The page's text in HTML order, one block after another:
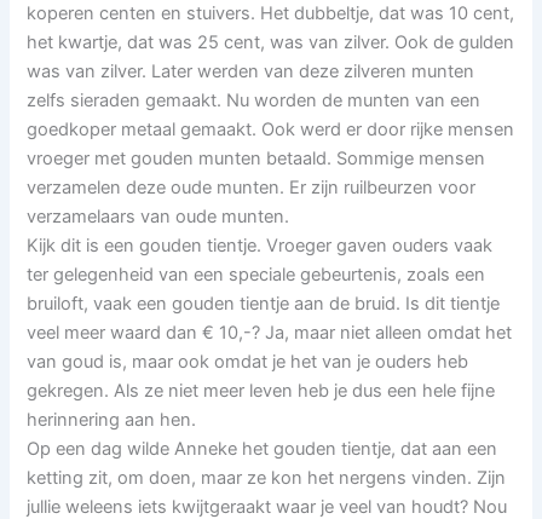
koperen centen en stuivers. Het dubbeltje, dat was 10 cent,
het kwartje, dat was 25 cent, was van zilver. Ook de gulden
was van zilver. Later werden van deze zilveren munten
zelfs sieraden gemaakt. Nu worden de munten van een
goedkoper metaal gemaakt. Ook werd er door rijke mensen
vroeger met gouden munten betaald. Sommige mensen
verzamelen deze oude munten. Er zijn ruilbeurzen voor
verzamelaars van oude munten.
Kijk dit is een gouden tientje. Vroeger gaven ouders vaak
ter gelegenheid van een speciale gebeurtenis, zoals een
bruiloft, vaak een gouden tientje aan de bruid. Is dit tientje
veel meer waard dan € 10,-? Ja, maar niet alleen omdat het
van goud is, maar ook omdat je het van je ouders heb
gekregen. Als ze niet meer leven heb je dus een hele fijne
herinnering aan hen.
Op een dag wilde Anneke het gouden tientje, dat aan een
ketting zit, om doen, maar ze kon het nergens vinden. Zijn
jullie weleens iets kwijtgeraakt waar je veel van houdt? Nou